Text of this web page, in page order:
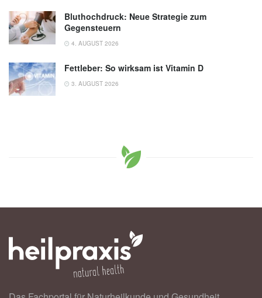
Bluthochdruck: Neue Strategie zum
Gegensteuern
4. AUGUST 2026
Fettleber: So wirksam ist Vitamin D
3. AUGUST 2026